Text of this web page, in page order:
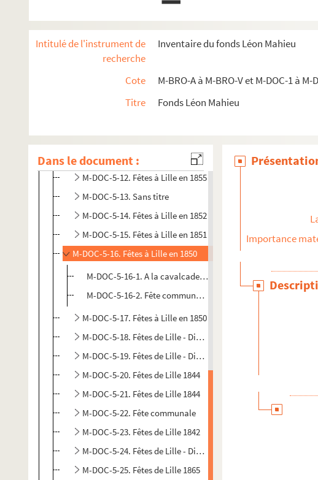
Intitulé de l'instrument de
recherche
Inventaire du fonds Léon Mahieu
Cote
M-BRO-A à M-BRO-V et M-DOC-1 à M-
Titre
Fonds Léon Mahieu
Dans le document :
M-DOC-5-3. Fête communale à Lille en 1867
M-DOC-5-5. Fêtes à Lille en 1866
M-DOC-5-6. Fête communale à Lille en 1864 et 1865
M-DOC-5-7. Fêtes à Lille en 1862
M-DOC-5-8. Fête à Lille et à Douai en 1861
M-DOC-5-10. Fête de l'Empereur des français
M-DOC-5-11. Fêtes à Lille en 1858
M-DOC-5-12. Fêtes à Lille en 1855
M-DOC-5-13. Sans titre
M-DOC-5-14. Fêtes à Lille en 1852
M-DOC-5-15. Fêtes à Lille en 1851
M-DOC-5-16. Fêtes à Lille en 1850
M-DOC-5-16-1. A la cavalcade lilloise
M-DOC-5-16-2. Fête communale à Wazemmes
M-DOC-5-17. Fêtes à Lille en 1850
M-DOC-5-18. Fêtes de Lille - Divers
M-DOC-5-19. Fêtes de Lille - Divers
M-DOC-5-20. Fêtes de Lille 1844
M-DOC-5-21. Fêtes de Lille 1844
M-DOC-5-22. Fête communale
M-DOC-5-23. Fêtes de Lille 1842
M-DOC-5-24. Fêtes de Lille - Divers
M-DOC-5-25. Fêtes de Lille 1865
Importance